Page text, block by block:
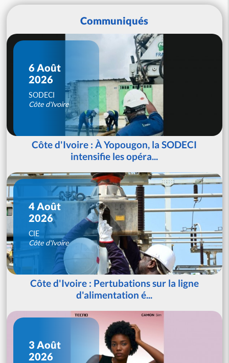
Communiqués
6 Août
2026
SODECI
Côte d'Ivoire
Côte d'Ivoire : À Yopougon, la SODECI
intensifie les opéra...
4 Août
2026
CIE
Côte d'Ivoire
Côte d'Ivoire : Pertubations sur la ligne
d'alimentation é...
3 Août
2026